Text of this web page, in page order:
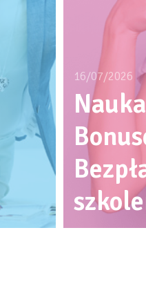
16/07/2026
Nauka z